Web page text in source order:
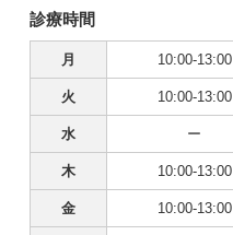
診療時間
月 10:00-13:00
火 10:00-13:00
水 ー
木 10:00-13:00
金 10:00-13:00